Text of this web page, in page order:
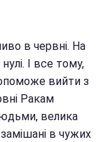
в червні. На
І все тому,
вийти з
Ракам
велика
в чужих